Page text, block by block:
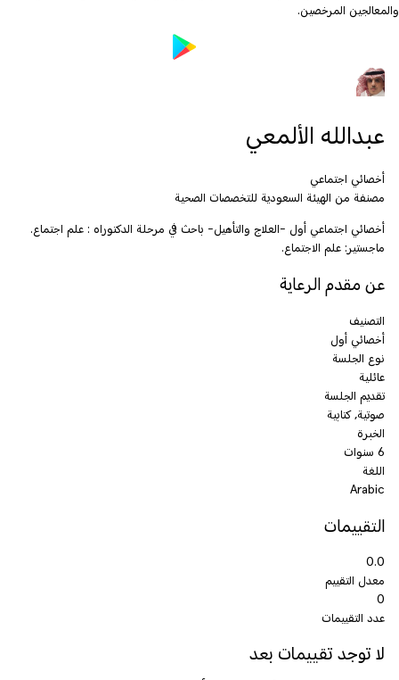
والمعالجين المرخصين.
عبدالله الألمعي
أخصائي اجتماعي
مصنفة من الهيئة السعودية للتخصصات الصحية
أخصائي اجتماعي أول -العلاج والتأهيل- باحث في مرحلة الدكتوراه : علم اجتماع.
ماجستير: علم الاجتماع.
عن مقدم الرعاية
التصنيف
أخصائي أول
نوع الجلسة
عائلية
تقديم الجلسة
صوتية, كتابية
الخبرة
6 سنوات
اللغة
Arabic
التقييمات
0.0
معدل التقييم
0
عدد التقييمات
لا توجد تقييمات بعد